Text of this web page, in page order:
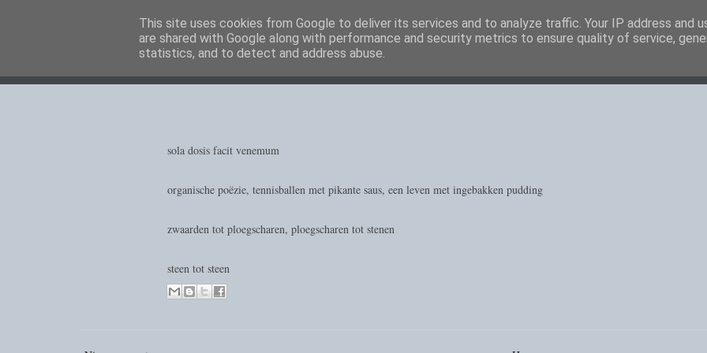
sola dosis facit venemum
organische poëzie, tennisballen met pikante saus, een leven met ingebakken pudding
zwaarden tot ploegscharen, ploegscharen tot stenen
steen tot steen
This site uses cookies from Google to deliver its services and to analyze traffic. Your IP address and
are shared with Google along with performance and security metrics to ensure quality of service,
statistics, and to detect and address abuse.